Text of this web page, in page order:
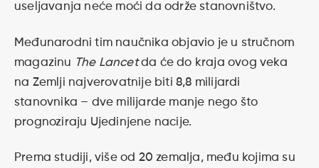
useljavanja neće moći da održe stanovništvo.
Međunarodni tim naučnika objavio je u stručnom
magazinu The Lancetda će do kraja ovog veka
na Zemlji najverovatnije biti 8,8 milijardi
stanovnika – dve milijarde manje nego što
prognoziraju Ujedinjene nacije.
Prema studiji, više od 20 zemalja, među kojima su